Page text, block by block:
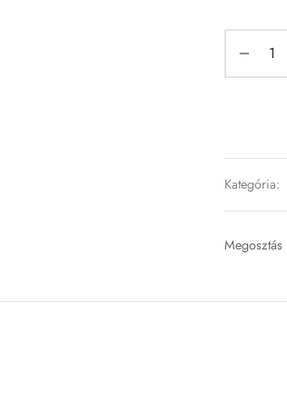
Kategória:
Megosztás